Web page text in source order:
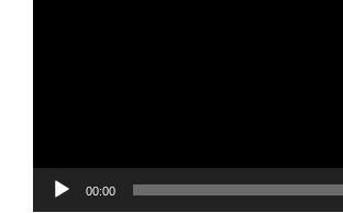
00:00